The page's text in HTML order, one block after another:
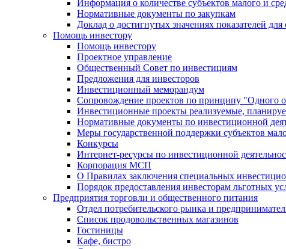
Информация о количестве субъектов малого и
Нормативные документы по закупкам
Доклад о достигнутых значениях показателей
Помощь инвестору
Помощь инвестору
Проектное управление
Общественный Совет по инвестициям
Предложения для инвесторов
Инвестиционный меморандум
Сопровождение проектов по принципу "Oдного
Инвестиционные проекты реализуемые,
Нормативные документы по инвестиционной
Меры государственной поддержки субъектов
Конкурсы
Интернет-ресурсы по инвестиционной
Корпорация МСП
О Правилах заключения специальных
Порядок предоставления инвесторам льготных
Предприятия торговли и общественного питания
Отдел потребительского рынка и
Список продовольственных магазинов
Гостиницы
Кафе, бистро